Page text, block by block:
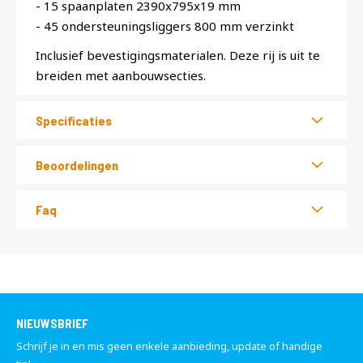
- 15 spaanplaten 2390x795x19 mm
- 45 ondersteuningsliggers 800 mm verzinkt
Inclusief bevestigingsmaterialen. Deze rij is uit te
breiden met aanbouwsecties.
Specificaties
Beoordelingen
Faq
NIEUWSBRIEF
Schrijf je in en mis geen enkele aanbieding, update of handige